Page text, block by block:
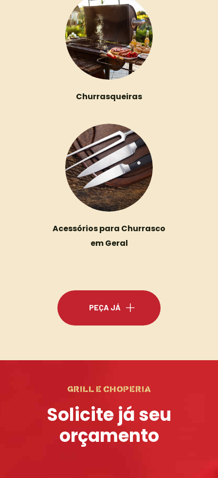
Churrasqueiras
Acessórios para Churrasco
em Geral
PEÇA JÁ
grill e choperia
Solicite já seu
orçamento